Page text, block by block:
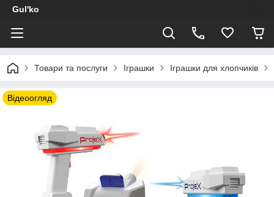
Gul'ko
Товари та послуги Іграшки Іграшки для хлопчиків
Відеоогляд